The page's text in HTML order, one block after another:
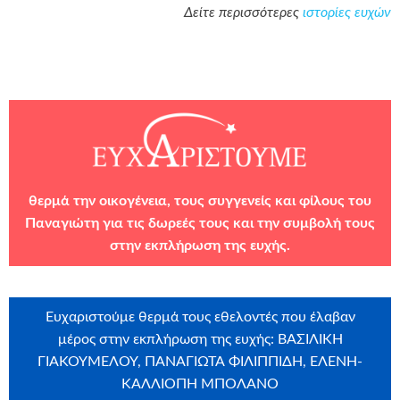
Δείτε περισσότερες ιστορίες ευχών
θερμά την οικογένεια, τους συγγενείς και φίλους του
Παναγιώτη για τις δωρεές τους και την συμβολή τους
στην εκπλήρωση της ευχής.
Ευχαριστούμε θερμά τους εθελοντές που έλαβαν
μέρος στην εκπλήρωση της ευχής: ΒΑΣΙΛΙΚΗ
ΓΙΑΚΟΥΜΕΛΟΥ, ΠΑΝΑΓΙΩΤΑ ΦΙΛΙΠΠΙΔΗ, ΕΛΕΝΗ-
ΚΑΛΛΙΟΠΗ ΜΠΟΛΑΝΟ